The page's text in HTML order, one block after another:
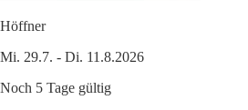
Höffner
Mi. 29.7. - Di. 11.8.2026
Noch 5 Tage gültig